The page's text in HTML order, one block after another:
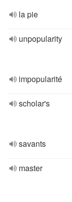
la pie
unpopularity
impopularité
scholar's
savants
master